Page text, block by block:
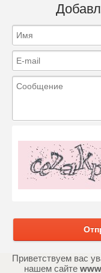
Приветствуем вас
нашем сайте